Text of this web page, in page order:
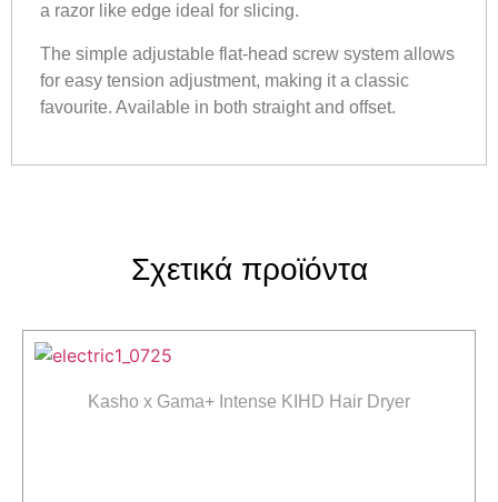
a razor like edge ideal for slicing.
The simple adjustable flat-head screw system allows
for easy tension adjustment, making it a classic
favourite. Available in both straight and offset.
Σχετικά προϊόντα
Kasho x Gama+ Intense KIHD Hair Dryer